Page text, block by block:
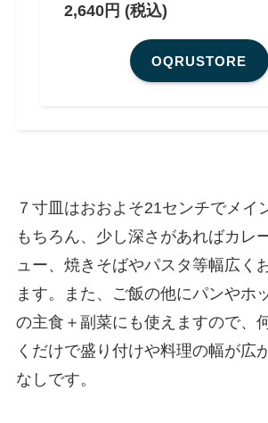
2,640円 (税込)
OQRUSTORE
７寸皿はおおよそ21センチでメイ
もちろん、少し深さがあればカレ
ュー、焼きそばやパスタ等幅広く
ます。また、ご飯の他にパンやホ
の主食＋副菜にも使えますので、
くだけで盛り付けや料理の幅が広
なしです。